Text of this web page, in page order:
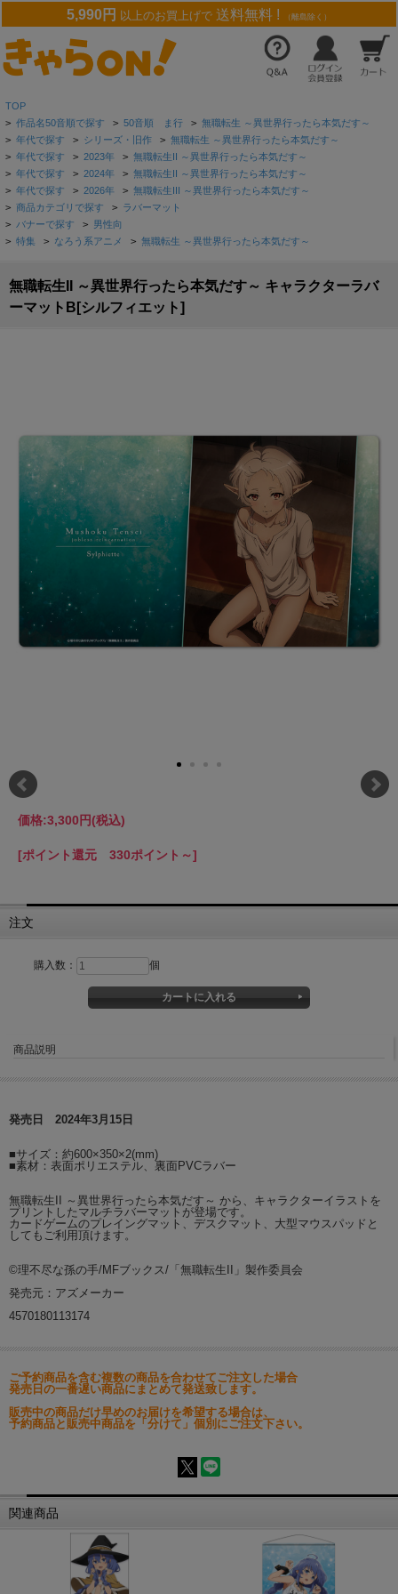
5,990円 以上のお買上げで 送料無料 ! （離島除く）
TOP
> 作品名50音順で探す > 50音順 ま行 > 無職転生 ～異世界行ったら本気だす～
> 年代で探す > シリーズ・旧作 > 無職転生 ～異世界行ったら本気だす～
> 年代で探す > 2023年 > 無職転生II ～異世界行ったら本気だす～
> 年代で探す > 2024年 > 無職転生II ～異世界行ったら本気だす～
> 年代で探す > 2026年 > 無職転生III ～異世界行ったら本気だす～
> 商品カテゴリで探す > ラバーマット
> バナーで探す > 男性向
> 特集 > なろう系アニメ > 無職転生 ～異世界行ったら本気だす～
無職転生II ～異世界行ったら本気だす～ キャラクターラバ
ーマットB[シルフィエット]
価格:3,300円(税込)
[ポイント還元 330ポイント～]
注文
購入数： 個
商品説明
発売日 2024年3月15日
■サイズ：約600×350×2(mm)
■素材：表面ポリエステル、裏面PVCラバー
無職転生II ～異世界行ったら本気だす～ から、キャラクターイラストを
プリントしたマルチラバーマットが登場です。
カードゲームのプレイングマット、デスクマット、大型マウスパッドと
してもご利用頂けます。
©理不尽な孫の手/MFブックス/「無職転生II」製作委員会
発売元：アズメーカー
4570180113174
ご予約商品を含む複数の商品を合わせてご注文した場合
発売日の一番遅い商品にまとめて発送致します。
販売中の商品だけ早めのお届けを希望する場合は、
予約商品と販売中商品を「分けて」個別にご注文下さい。
関連商品